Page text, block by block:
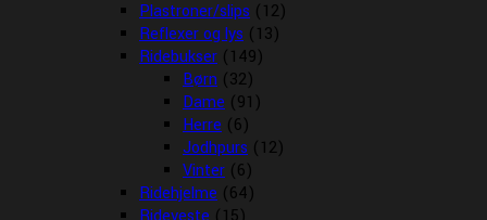
Plastroner/slips (12)
Reflexer og lys (13)
Ridebukser (149)
Børn (32)
Dame (91)
Herre (6)
Jodhpurs (12)
Vinter (6)
Ridehjelme (64)